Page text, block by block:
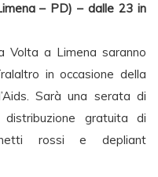
– PD) – dalle 23 in
Volta a Limena saranno
in occasione della
Sarà una serata di
gratuita di
rossi e depliant